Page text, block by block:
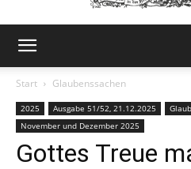
Start Glaubenssachen
2025 Ausgabe 51/52, 21.12.2025
November und Dezember 2025
Gottes Treue